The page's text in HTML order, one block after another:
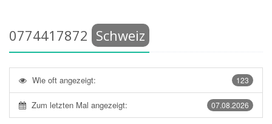
0774417872 Schweiz
123
Wie oft angezeigt:
07.08.2026
Zum letzten Mal angezeigt: